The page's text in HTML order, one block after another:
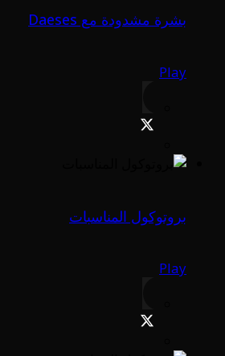
بشرة مشدودة مع Daeses
Play
بروتوكول المناسبات
Play